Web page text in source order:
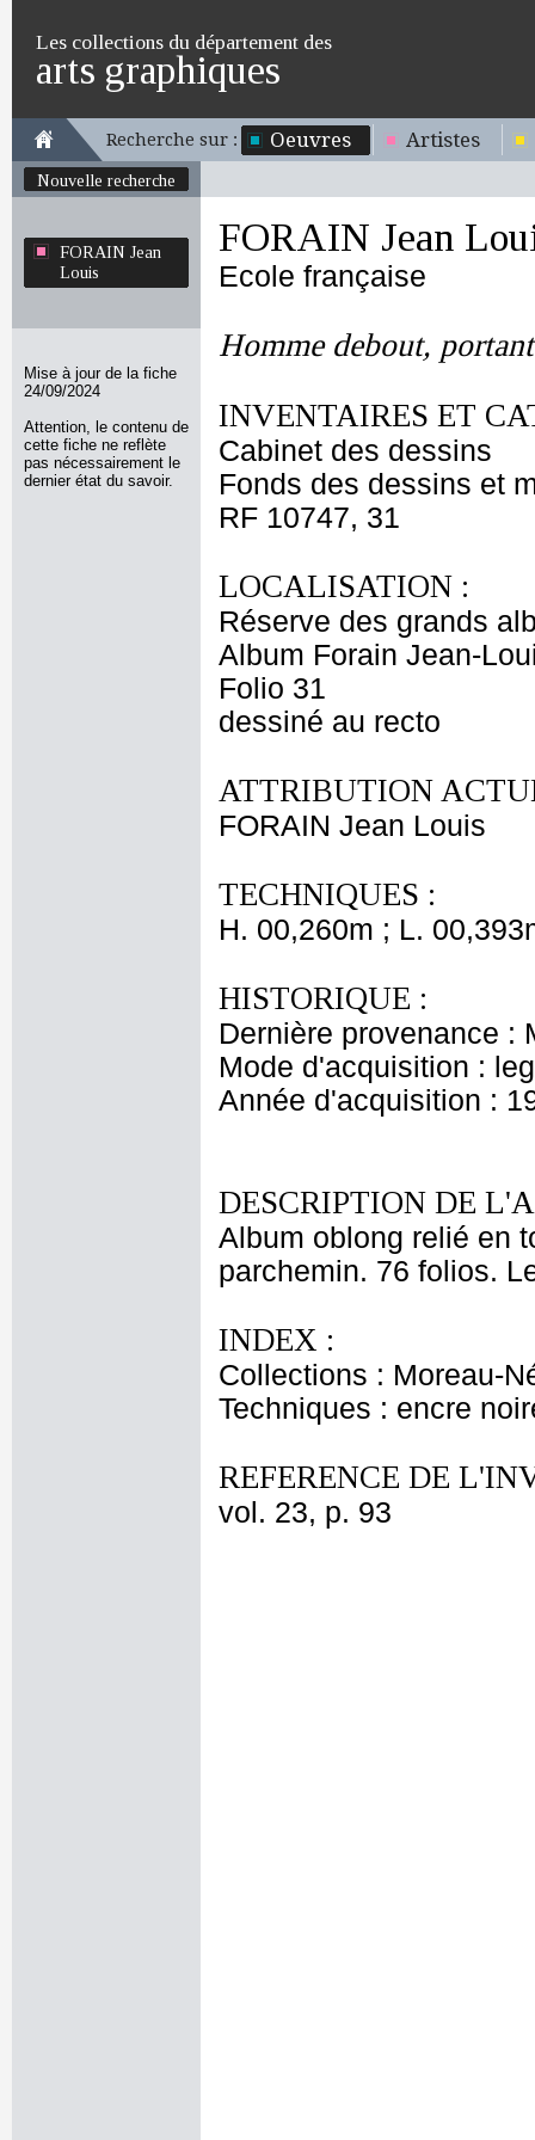
Les collections du département des
arts graphiques
Recherche sur : Oeuvres Artistes
Nouvelle recherche
FORAIN Jean
Louis
Mise à jour de la fiche
24/09/2024
Attention, le contenu de
cette fiche ne reflète
pas nécessairement le
dernier état du savoir.
FORAIN Jean
Ecole française
Homme debout,
INVENTAIRES ET
Cabinet des dessins
Fonds des dessins et
RF 10747, 31
LOCALISATION :
Réserve des grands
Album Forain Jean-
Folio 31
dessiné au recto
ATTRIBUTION
FORAIN Jean Louis
TECHNIQUES :
H. 00,260m ; L.
HISTORIQUE :
Dernière provenance :
Mode d'acquisition :
Année d'acquisition :
DESCRIPTION DE
Album oblong relié en
parchemin. 76 folios.
INDEX :
Collections : Moreau-
Techniques : encre
REFERENCE DE
vol. 23, p. 93